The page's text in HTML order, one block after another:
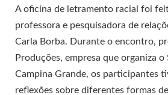
A oficina de letramento racial foi
professora e pesquisadora de
Carla Borba. Durante o encontro,
Produções, empresa que organiza o
Campina Grande, os participantes
reflexões sobre diferentes formas